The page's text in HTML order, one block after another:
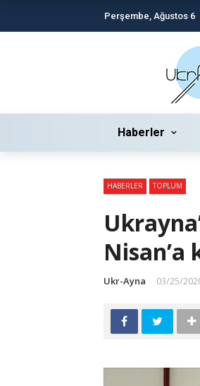
Perşembe, Ağustos 6
Haberler
HABERLER TOPLUM
Nisan’a
Ukr-Ayna 03/25/